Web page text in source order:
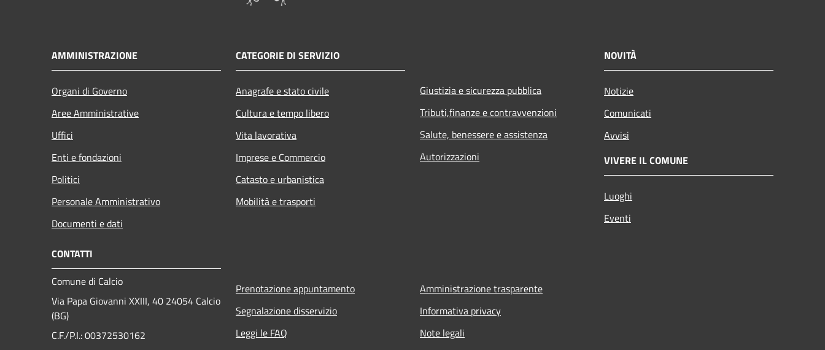
AMMINISTRAZIONE
Organi di Governo
Aree Amministrative
Uffici
Enti e fondazioni
Politici
Personale Amministrativo
Documenti e dati
CATEGORIE DI SERVIZIO
Anagrafe e stato civile
Cultura e tempo libero
Vita lavorativa
Imprese e Commercio
Catasto e urbanistica
Mobilità e trasporti
Giustizia e sicurezza pubblica
Tributi,finanze e contravvenzioni
Salute, benessere e assistenza
Autorizzazioni
NOVITÀ
Notizie
Comunicati
Avvisi
VIVERE IL COMUNE
Luoghi
Eventi
CONTATTI
Comune di Calcio
Via Papa Giovanni XXIII, 40 24054 Calcio
(BG)
C.F./P.I.: 00372530162
Prenotazione appuntamento
Segnalazione disservizio
Leggi le FAQ
Amministrazione trasparente
Informativa privacy
Note legali